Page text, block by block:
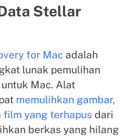
Stellar
for Macadalah
lunak pemulihan
Mac. Alat
memulihkan gambar,
film yang terhapus dari
berkas yang hilang